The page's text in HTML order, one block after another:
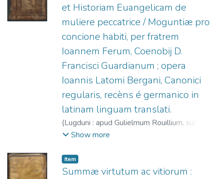
et Historiam Euangelicam de
muliere peccatrice / Moguntiæ pro
concione habiti, per fratrem
Ioannem Ferum, Coenobij D.
Francisci Guardianum ; opera
Ioannis Latomi Bergani, Canonici
regularis, recèns é germanico in
latinam linguam translati.
(Lugduni : apud Gulielmum Rouillium, sub
scuto Veneto,
1578.
Show more
Item
Summæ virtutum ac vitiorum :